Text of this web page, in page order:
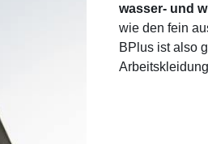
wasser- und
wie den fein
BPlus ist also